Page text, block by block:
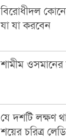
বিরোধীদল
যা যা করবেন
শামীম
যে দশটি লক্ষণ
শয়ের চরিত্র লেডি